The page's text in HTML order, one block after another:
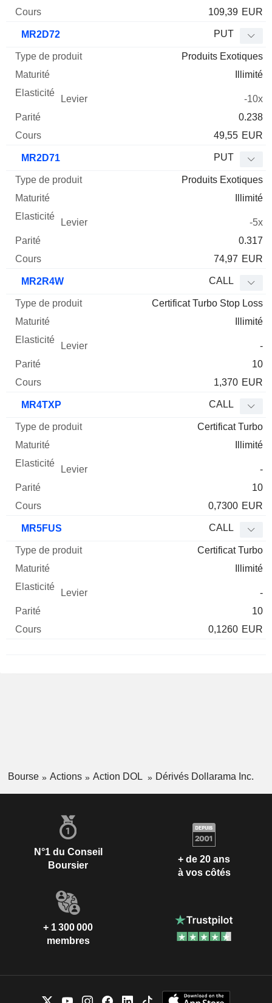
109,39 EUR
MR2D72 PUT
Produits Exotiques
Illimité
-10x
0.238
49,55 EUR
MR2D71 PUT
Produits Exotiques
Illimité
-5x
0.317
74,97 EUR
MR2R4W CALL
Certificat Turbo Stop Loss
Illimité
-
10
1,370 EUR
MR4TXP CALL
Certificat Turbo
Illimité
-
10
0,7300 EUR
MR5FUS CALL
Certificat Turbo
Illimité
-
10
0,1260 EUR
Bourse Actions Action DOL Dérivés Dollarama Inc.
N°1 du Conseil
Boursier
+ de 20 ans
à vos côtés
+ 1 300 000
membres